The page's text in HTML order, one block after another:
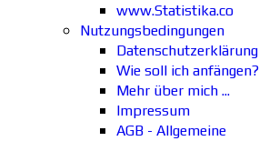
www.Statistika.co
Nutzungsbedingungen
Datenschutzerklärung
Wie soll ich anfängen?
Mehr über mich ...
Impressum
AGB - Allgemeine